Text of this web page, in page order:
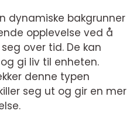
dynamiske bakgrunner
opplevelse ved å
over tid. De kan
gi liv til enheten.
denne typen
seg ut og gir en mer